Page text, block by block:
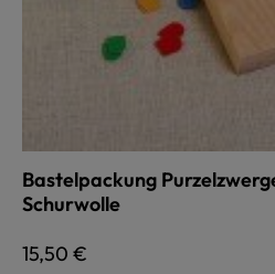
Bastelpackung
Schurwolle
Regulärer Preis:
15,50 €